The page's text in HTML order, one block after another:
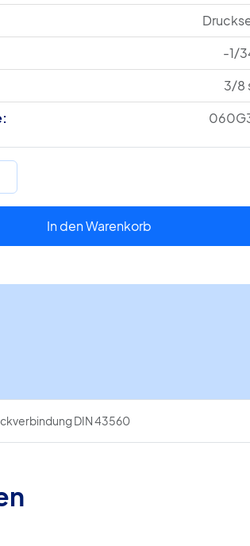
-1/
3/8
In den Warenkorb
DIN 43560